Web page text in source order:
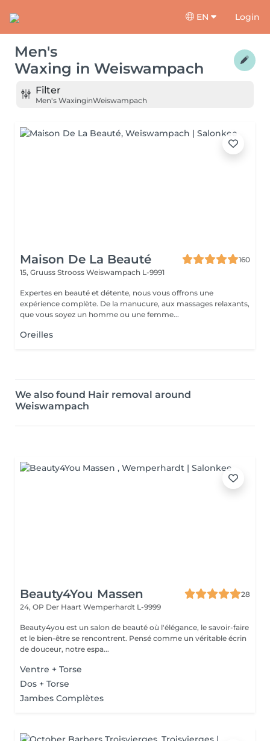
EN Login
Men's
Waxing in Weiswampach
Filter
Men's WaxinginWeiswampach
Maison De La Beauté
160
15, Gruuss Strooss Weiswampach L-9991
Expertes en beauté et détente, nous vous offrons une
expérience complète. De la manucure, aux massages relaxants,
que vous soyez un homme ou une femme...
Oreilles
We also found Hair removal around
Weiswampach
Beauty4You Massen
28
24, OP Der Haart Wemperhardt L-9999
Beauty4you est un salon de beauté où l'élégance, le savoir-faire
et le bien-être se rencontrent. Pensé comme un véritable écrin
de douceur, notre espa...
Ventre + Torse
Dos + Torse
Jambes Complètes